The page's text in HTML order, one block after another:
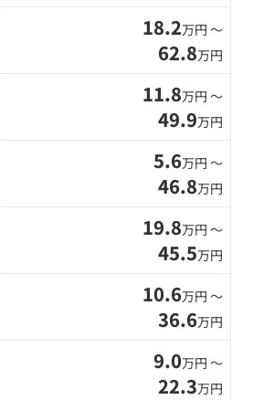
18.2万円 〜
62.8万円
11.8万円 〜
49.9万円
5.6万円 〜
46.8万円
19.8万円 〜
45.5万円
10.6万円 〜
36.6万円
9.0万円 〜
22.3万円